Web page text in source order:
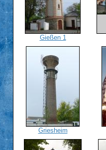
Gießen 1
Griesheim